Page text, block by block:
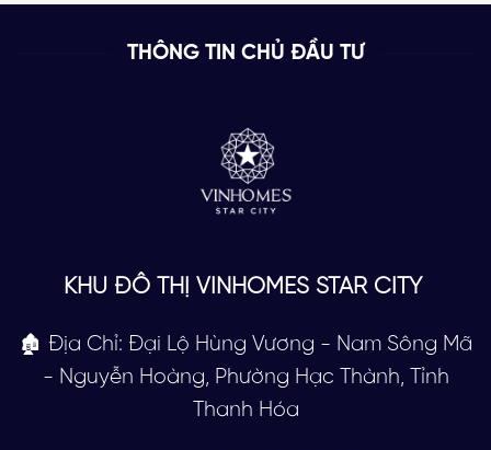
THÔNG TIN CHỦ ĐẦU TƯ
KHU ĐÔ THỊ VINHOMES STAR CITY
🏚 Địa Chỉ: Đại Lộ Hùng Vương - Nam Sông Mã
- Nguyễn Hoàng, Phường Hạc Thành, Tỉnh
Thanh Hóa